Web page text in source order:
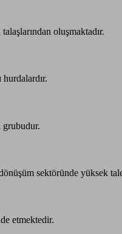
oluşmaktadır.
grubudur.
sektöründe yüksek
etmektedir.